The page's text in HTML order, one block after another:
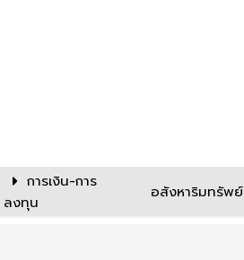
การเงิน-การ
ลงทุน
อสังหาริมทรัพย์